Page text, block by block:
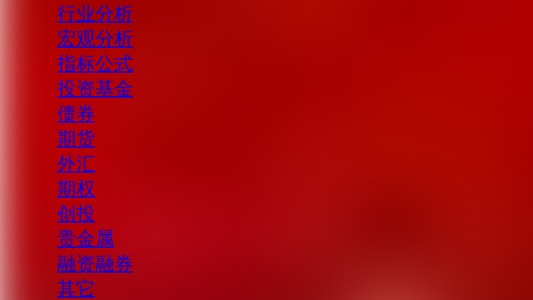
行业分析
宏观分析
指标公式
投资基金
债券
期货
外汇
期权
创投
贵金属
融资融券
其它